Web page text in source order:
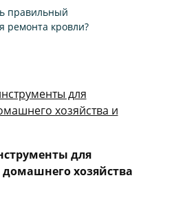
правильный
ремонта кровли?
для
хозяйства